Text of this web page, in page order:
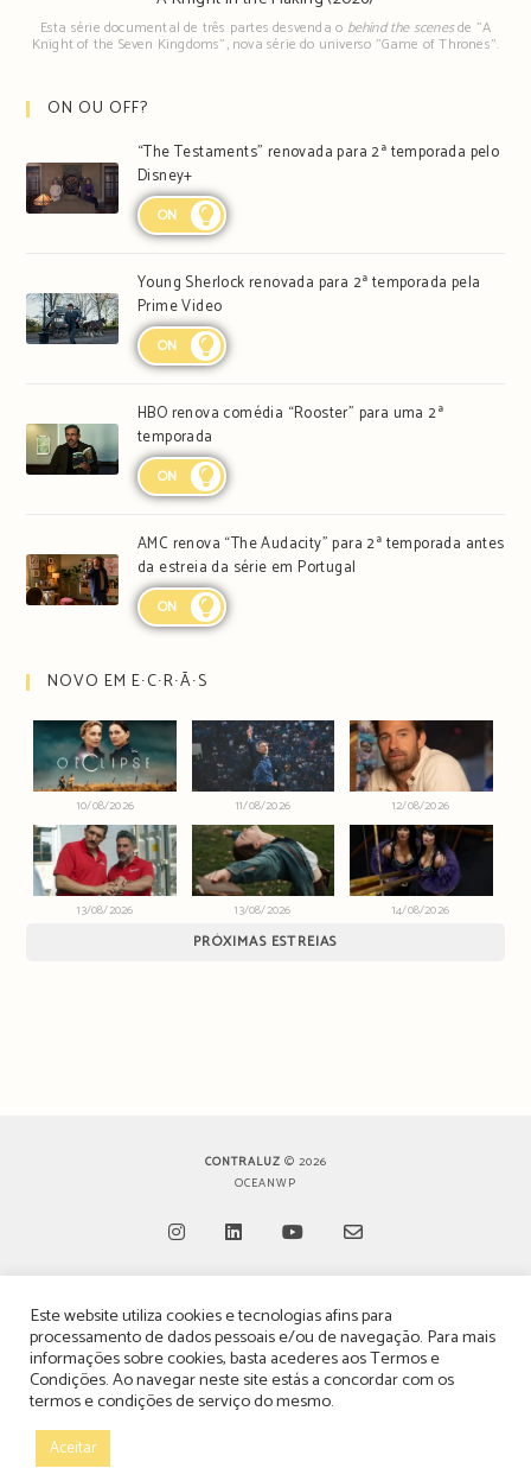
Esta série documental de três partes desvenda o behind the scenesde "A
Knight of the Seven Kingdoms", nova série do universo "Game of Thrones".
ON OU OFF?
“The Testaments” renovada para 2ª temporada pelo
Disney+
ON
Young Sherlock renovada para 2ª temporada pela
Prime Video
ON
HBO renova comédia “Rooster” para uma 2ª
temporada
ON
AMC renova “The Audacity” para 2ª temporada antes
da estreia da série em Portugal
ON
NOVO EM E∙C∙R∙Ã∙S
10/08/2026 11/08/2026 12/08/2026
13/08/2026 13/08/2026 14/08/2026
PRÓXIMAS ESTREIAS
CONTRALUZ © 2026
OCEANWP
in
a
new
in
a
new
tab
in
a
new
in
a
new
TERMOS, CONDIÇÕES & POLÍTICA DE PRIVACIDADE
ESTATUTO EDITORIAL
POLÍTICA DE PUBLICIDADE E ANÚNCIOS
Este website utiliza cookies e tecnologias afins para
processamento de dados pessoais e/ou de navegação. Para mais
informações sobre cookies, basta acederes aosTermos e
Condições. Ao navegar neste site estás a concordar com os
termos e condições de serviço do mesmo.
Aceitar